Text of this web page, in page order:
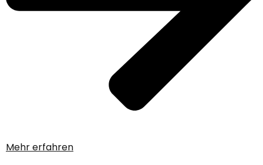
Mehr erfahren